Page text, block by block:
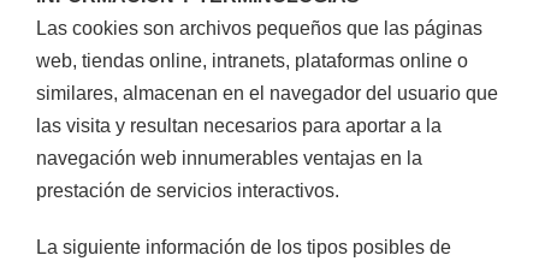
Las cookies son archivos pequeños que las páginas
web, tiendas online, intranets, plataformas online o
similares, almacenan en el navegador del usuario que
las visita y resultan necesarios para aportar a la
navegación web innumerables ventajas en la
prestación de servicios interactivos.
La siguiente información de los tipos posibles de